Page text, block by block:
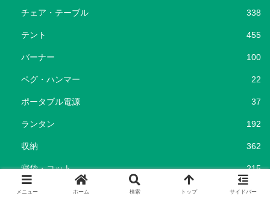
チェア・テーブル 338
テント 455
バーナー 100
ペグ・ハンマー 22
ポータブル電源 37
ランタン 192
収納 362
寝袋・コット 215
暖房器具 116
メニュー ホーム 検索 トップ サイドバー